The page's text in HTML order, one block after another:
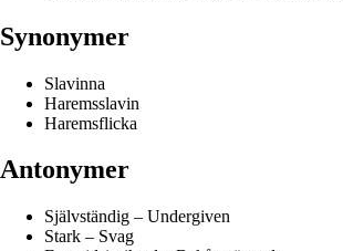
Synonymer
Slavinna
Haremsslavin
Haremsflicka
Antonymer
Självständig – Undergiven
Stark – Svag